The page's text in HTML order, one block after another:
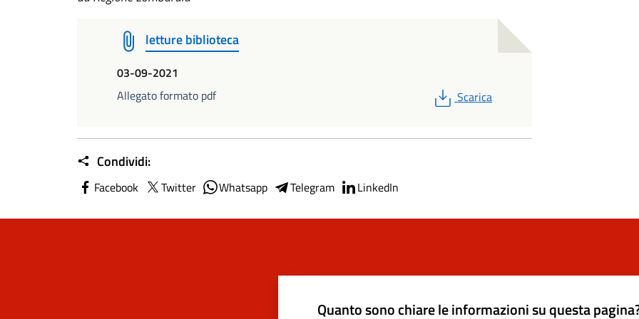
letture biblioteca
03-09-2021
Allegato formato pdf
PDF
Scarica
Condividi:
Facebook Twitter Whatsapp Telegram LinkedIn
Quanto sono chiare le informazioni su questa